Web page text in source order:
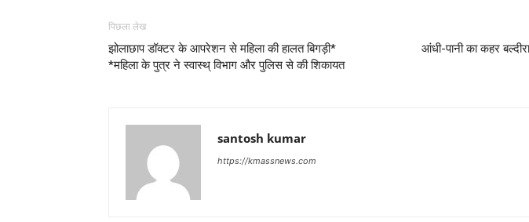
पिछला लेख
झोलाछाप डॉक्टर के आपरेशन से महिला की हालत बिगड़ी*
*महिला के पुत्र ने स्वास्थ् विभाग और पुलिस से की शिकायत
आंधी-पानी का कहर
santosh kumar
https://kmassnews.com